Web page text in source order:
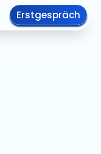
Erstgespräch